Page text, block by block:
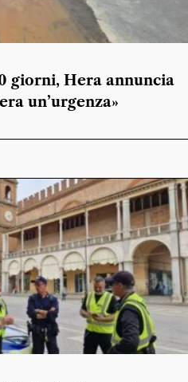
giorni, Hera annuncia
un’urgenza»